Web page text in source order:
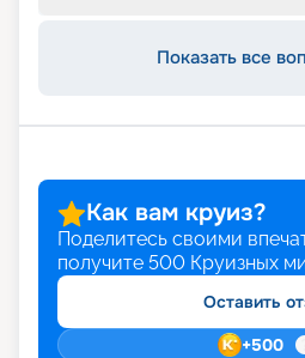
Показать все
Как вам круиз?
Поделитесь своими
получите 500 Круизных
Оставить
+500